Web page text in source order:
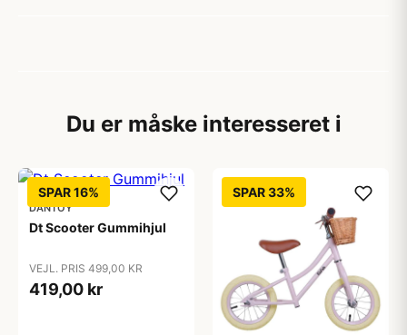
Du er måske interesseret i
SPAR 16%
DANTOY
Dt Scooter Gummihjul
VEJL. PRIS 499,00 KR
419,00 kr
SPAR 33%